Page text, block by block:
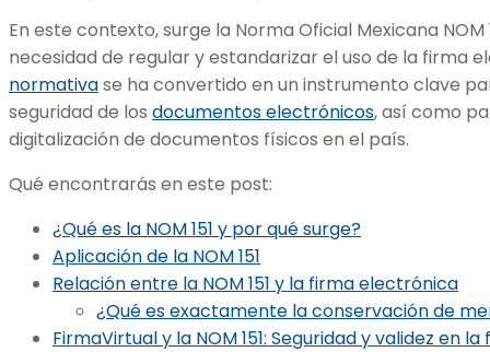
En este contexto, surge la Norma Oficial Mexicana
necesidad de regular y estandarizar el uso de la firma
normativase ha convertido en un instrumento clave
seguridad de los documentos electrónicos, así como
digitalización de documentos físicos en el país.
Qué encontrarás en este post:
¿Qué es la NOM 151 y por qué surge?
Aplicación de la NOM 151
Relación entre la NOM 151 y la firma electrónica
¿Qué es exactamente la conservación de
FirmaVirtual y la NOM 151: Seguridad y validez en